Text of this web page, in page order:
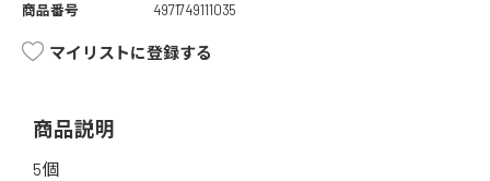
商品番号
4971749111035
マイリストに登録する
商品説明
5個